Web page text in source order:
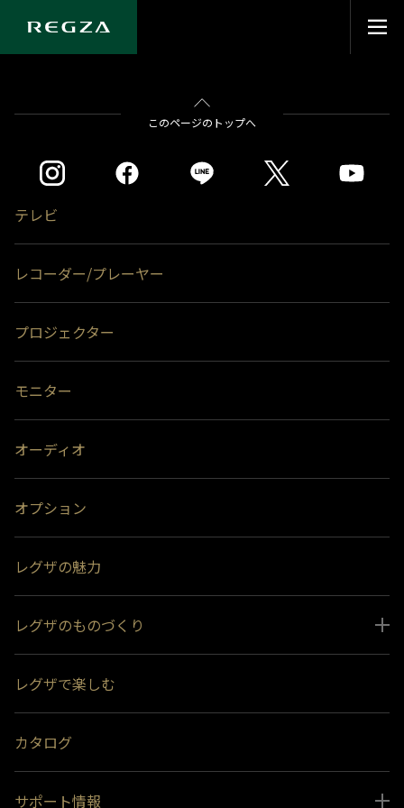
このページのトップへ
テレビ
レコーダー/プレーヤー
プロジェクター
モニター
オーディオ
オプション
レグザの魅力
レグザのものづくり
受賞履歴
おすすめ番組
レグザで楽しむ
カタログ
サポート情報